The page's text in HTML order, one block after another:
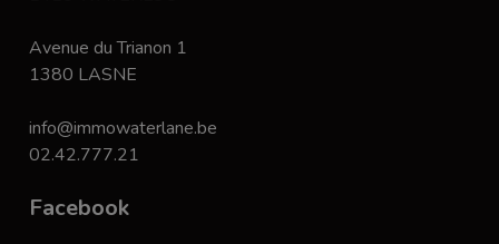
Avenue du Trianon 1
1380 LASNE
info@immowaterlane.be
02.42.777.21
Facebook